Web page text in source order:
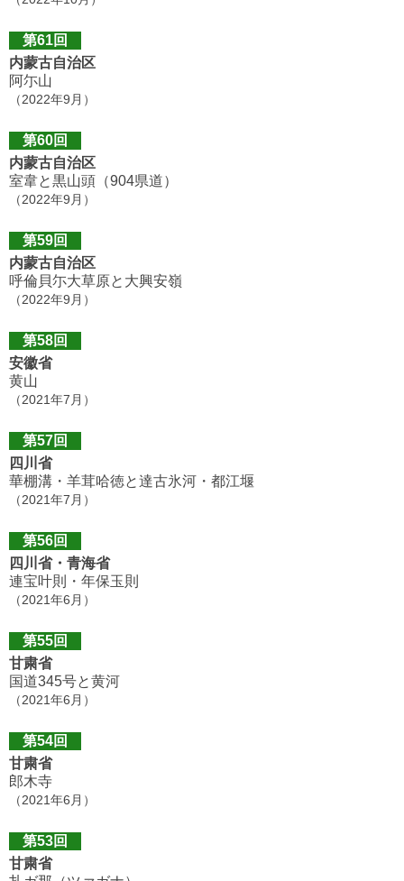
第61回
内蒙古自治区
阿尓山
（2022年9月）
第60回
内蒙古自治区
室韋と黒山頭（904県道）
（2022年9月）
第59回
内蒙古自治区
呼倫貝尓大草原と大興安嶺
（2022年9月）
第58回
安徽省
黄山
（2021年7月）
第57回
四川省
華棚溝・羊茸哈徳と達古氷河・都江堰
（2021年7月）
第56回
四川省・青海省
連宝叶則・年保玉則
（2021年6月）
第55回
甘粛省
国道345号と黄河
（2021年6月）
第54回
甘粛省
郎木寺
（2021年6月）
第53回
甘粛省